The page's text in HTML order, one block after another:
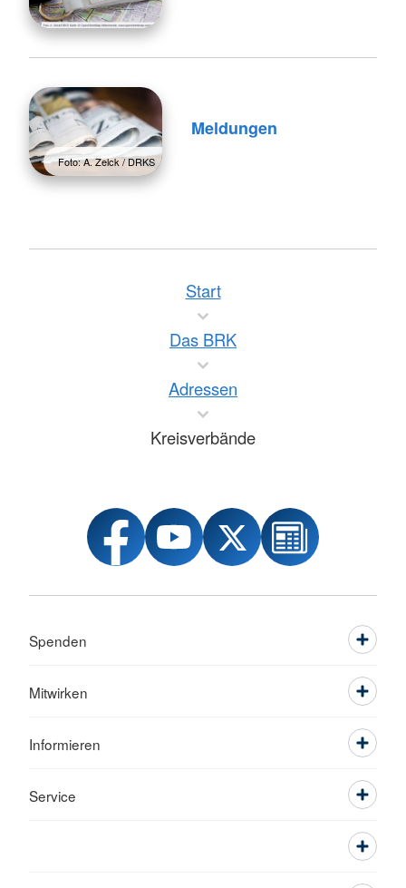
Foto: A. Zelck / DRKS
Meldungen
Start
Das BRK
Adressen
Kreisverbände
Spenden
Mitwirken
Informieren
Service